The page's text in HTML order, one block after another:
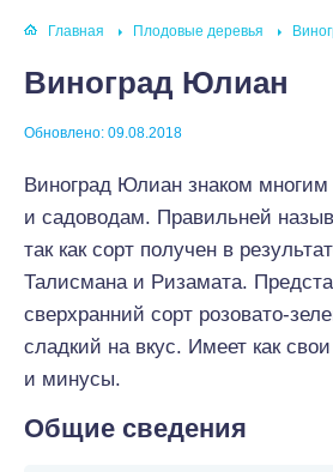
Главная Плодовые деревья
Виноград Юлиан
Обновлено: 09.08.2018
Виноград Юлиан знаком многим
и садоводам. Правильней
так как сорт получен в
Талисмана и Ризамата.
сверхранний сорт розовато-
сладкий на вкус. Имеет как свои
и минусы.
Общие сведения